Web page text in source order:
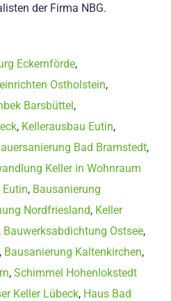
der Firma NBG.
Eckernförde,
Ostholstein,
Barsbüttel,
, Kellerausbau Eutin,
Bad Bramstedt,
Keller in Wohnraum
, Bausanierung
Nordfriesland, Keller
, Bauwerksabdichtung Ostsee,
, Bausanierung Kaltenkirchen,
, Schimmel Hohenlokstedt
Keller Lübeck, Haus Bad